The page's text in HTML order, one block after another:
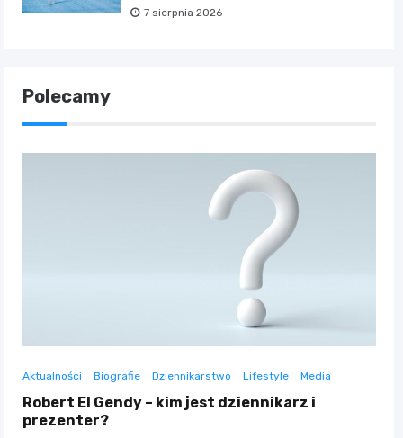
7 sierpnia 2026
Polecamy
Aktualności Biografie Dziennikarstwo Lifestyle Media
Robert El Gendy – kim jest dziennikarz i
prezenter?